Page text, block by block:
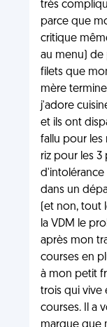
très
parce que
critique
au menu) de
filets que
mère
j'adore
et ils ont
fallu pour
riz pour les
d'intolérance
dans un
(et non, tout
la VDM le
après mon
courses en
à mon petit
trois qui vive
courses. Il a